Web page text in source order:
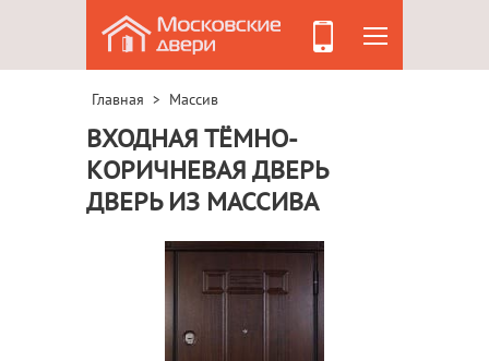
Главная > Массив
ВХОДНАЯ ТЁМНО-
КОРИЧНЕВАЯ ДВЕРЬ
ДВЕРЬ ИЗ МАССИВА